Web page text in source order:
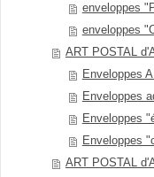
enveloppes
enveloppes
ART POSTAL
Enveloppes
Enveloppes
Enveloppes
Enveloppes
ART POSTAL